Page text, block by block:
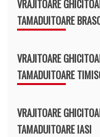
VRAJITOARE
TAMADUITOARE
VRAJITOARE
TAMADUITOARE
VRAJITOARE
TAMADUITOARE IASI